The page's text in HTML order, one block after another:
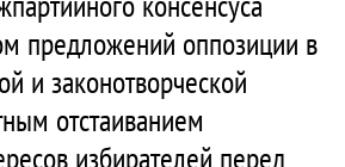
предложений оппозиции в
и законотворческой
отстаиванием
избирателей перед